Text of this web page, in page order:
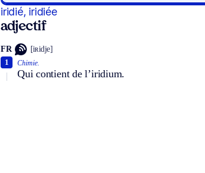
iridié, iridiée
adjectif
FR [iʀidje]
Chimie.
Qui contient de l’iridium.
1